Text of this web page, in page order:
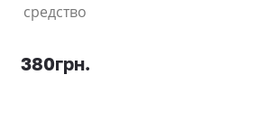
средство
380грн.